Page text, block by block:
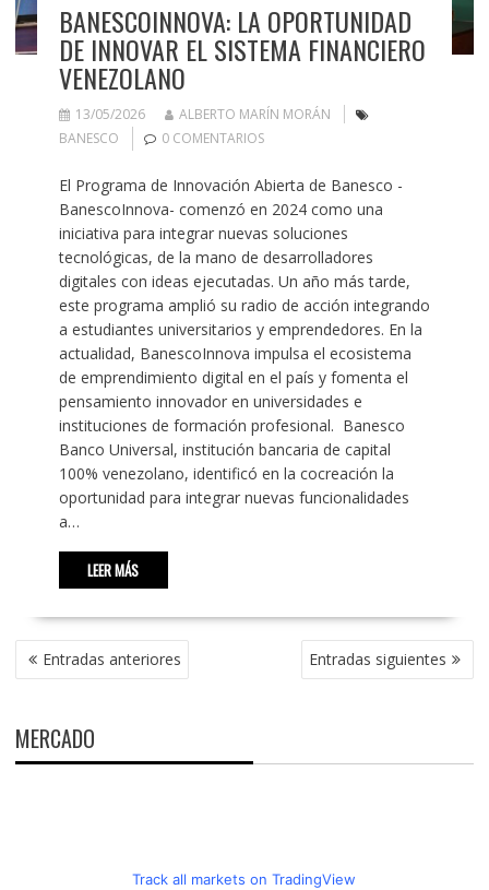
BANESCOINNOVA: LA OPORTUNIDAD
DE INNOVAR EL SISTEMA FINANCIERO
VENEZOLANO
13/05/2026
ALBERTO MARÍN MORÁN
BANESCO
0 COMENTARIOS
El Programa de Innovación Abierta de Banesco -
BanescoInnova- comenzó en 2024 como una
iniciativa para integrar nuevas soluciones
tecnológicas, de la mano de desarrolladores
digitales con ideas ejecutadas. Un año más tarde,
este programa amplió su radio de acción integrando
a estudiantes universitarios y emprendedores. En la
actualidad, BanescoInnova impulsa el ecosistema
de emprendimiento digital en el país y fomenta el
pensamiento innovador en universidades e
instituciones de formación profesional. Banesco
Banco Universal, institución bancaria de capital
100% venezolano, identificó en la cocreación la
oportunidad para integrar nuevas funcionalidades
a…
LEER MÁS
NAVEGACIÓN
DE Entradas anteriores Entradas siguientes
MERCADO
Track all markets on TradingView